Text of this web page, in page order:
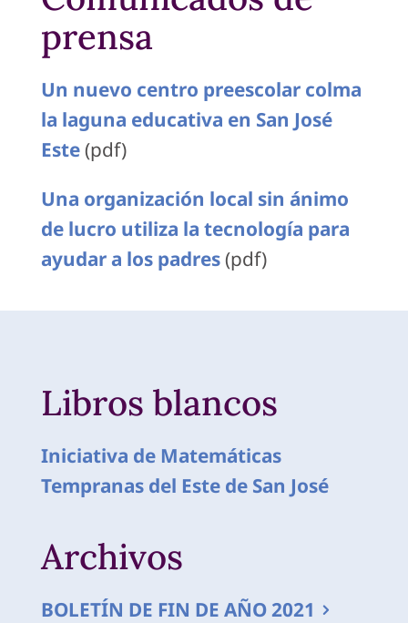
prensa
Un nuevo centro preescolar colma
la laguna educativa en San José
Este(pdf)
Una organización local sin ánimo
de lucro utiliza la tecnología para
ayudar a los padres(pdf)
Libros blancos
Iniciativa de Matemáticas
Tempranas del Este de San José
Archivos
BOLETÍN DE FIN DE AÑO 2021